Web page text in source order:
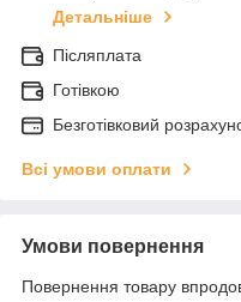
Детальніше
Післяплата
Готівкою
Безготівковий
Всі умови оплати
Умови повернення
Повернення товару